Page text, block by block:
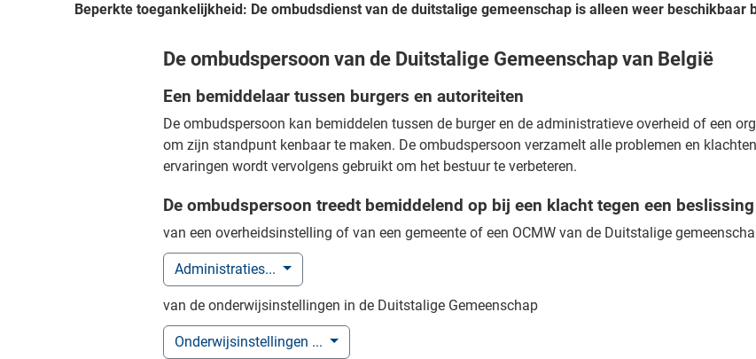
Beperkte toegankelijkheid: De ombudsdienst van de duitstalige gemeenschap is alleen weer beschikbaar
De ombudspersoon van de Duitstalige Gemeenschap van België
Een bemiddelaar tussen burgers en autoriteiten
De ombudspersoon kan bemiddelen tussen de burger en de administratieve overheid of een
om zijn standpunt kenbaar te maken. De ombudspersoon verzamelt alle problemen en
ervaringen wordt vervolgens gebruikt om het bestuur te verbeteren.
De ombudspersoon treedt bemiddelend op bij een klacht tegen een
van een overheidsinstelling of van een gemeente of een OCMW van de Duitstalige
Administraties...
van de onderwijsinstellingen in de Duitstalige Gemeenschap
Onderwijsinstellingen ...